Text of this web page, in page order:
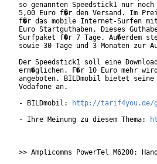
so genannten Speedstick1 nur
5,00 Euro f�r den Versand. Im
f�r das mobile Internet-Surfen
Euro Startguthaben. Dieses
Surfpaket f�r 7 Tage. Au�erdem
sowie 30 Tage und 3 Monaten zur
Der Speedstick1 soll eine
erm�glichen. F�r 10 Euro mehr
angeboten. BILDmobil bietet
Vodafone an.
- BILDmobil:
http://tarif4you.de/
- Ihre Meinung zu diesem Thema:
>> Amplicomms PowerTel M6200: